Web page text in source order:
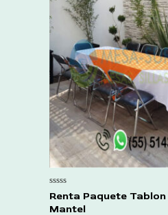
Rated
0
out
Renta Paquete
Mantel